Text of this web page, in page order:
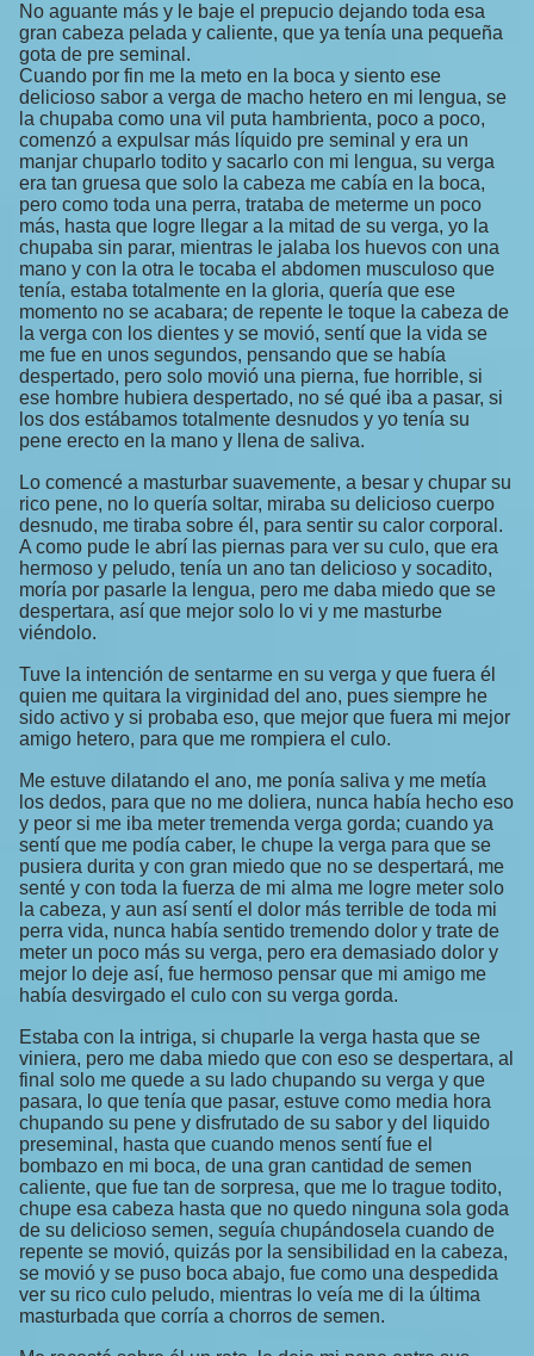
No aguante más y le baje el prepucio dejando toda esa
gran cabeza pelada y caliente, que ya tenía una pequeña
gota de pre seminal.
Cuando por fin me la meto en la boca y siento ese
delicioso sabor a verga de macho hetero en mi lengua, se
la chupaba como una vil puta hambrienta, poco a poco,
comenzó a expulsar más líquido pre seminal y era un
manjar chuparlo todito y sacarlo con mi lengua, su verga
era tan gruesa que solo la cabeza me cabía en la boca,
pero como toda una perra, trataba de meterme un poco
más, hasta que logre llegar a la mitad de su verga, yo la
chupaba sin parar, mientras le jalaba los huevos con una
mano y con la otra le tocaba el abdomen musculoso que
tenía, estaba totalmente en la gloria, quería que ese
momento no se acabara; de repente le toque la cabeza de
la verga con los dientes y se movió, sentí que la vida se
me fue en unos segundos, pensando que se había
despertado, pero solo movió una pierna, fue horrible, si
ese hombre hubiera despertado, no sé qué iba a pasar, si
los dos estábamos totalmente desnudos y yo tenía su
pene erecto en la mano y llena de saliva.
Lo comencé a masturbar suavemente, a besar y chupar su
rico pene, no lo quería soltar, miraba su delicioso cuerpo
desnudo, me tiraba sobre él, para sentir su calor corporal.
A como pude le abrí las piernas para ver su culo, que era
hermoso y peludo, tenía un ano tan delicioso y socadito,
moría por pasarle la lengua, pero me daba miedo que se
despertara, así que mejor solo lo vi y me masturbe
viéndolo.
Tuve la intención de sentarme en su verga y que fuera él
quien me quitara la virginidad del ano, pues siempre he
sido activo y si probaba eso, que mejor que fuera mi mejor
amigo hetero, para que me rompiera el culo.
Me estuve dilatando el ano, me ponía saliva y me metía
los dedos, para que no me doliera, nunca había hecho eso
y peor si me iba meter tremenda verga gorda; cuando ya
sentí que me podía caber, le chupe la verga para que se
pusiera durita y con gran miedo que no se despertará, me
senté y con toda la fuerza de mi alma me logre meter solo
la cabeza, y aun así sentí el dolor más terrible de toda mi
perra vida, nunca había sentido tremendo dolor y trate de
meter un poco más su verga, pero era demasiado dolor y
mejor lo deje así, fue hermoso pensar que mi amigo me
había desvirgado el culo con su verga gorda.
Estaba con la intriga, si chuparle la verga hasta que se
viniera, pero me daba miedo que con eso se despertara, al
final solo me quede a su lado chupando su verga y que
pasara, lo que tenía que pasar, estuve como media hora
chupando su pene y disfrutado de su sabor y del liquido
preseminal, hasta que cuando menos sentí fue el
bombazo en mi boca, de una gran cantidad de semen
caliente, que fue tan de sorpresa, que me lo trague todito,
chupe esa cabeza hasta que no quedo ninguna sola goda
de su delicioso semen, seguía chupándosela cuando de
repente se movió, quizás por la sensibilidad en la cabeza,
se movió y se puso boca abajo, fue como una despedida
ver su rico culo peludo, mientras lo veía me di la última
masturbada que corría a chorros de semen.